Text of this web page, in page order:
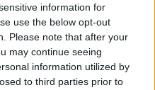
information for
use the below opt-out
Please note that after your
may continue seeing
information utilized by
to third parties prior to